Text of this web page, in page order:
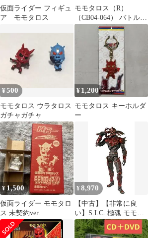
仮面ライダー フィギュ
ア モモタロス
モモタロス（R）
（CB04-064） バトルス
ピリッツ
¥500
モモタロス ウラタロス
ガチャガチャ
¥ 1,200
モモタロス キーホルダ
ー
¥ 1,500
仮面ライダー モモタロ
ス 未契約ver.
¥8,970
【中古】【非常に良
い】S.I.C. 極魂 モモタ
ロスイマジン wyw801m